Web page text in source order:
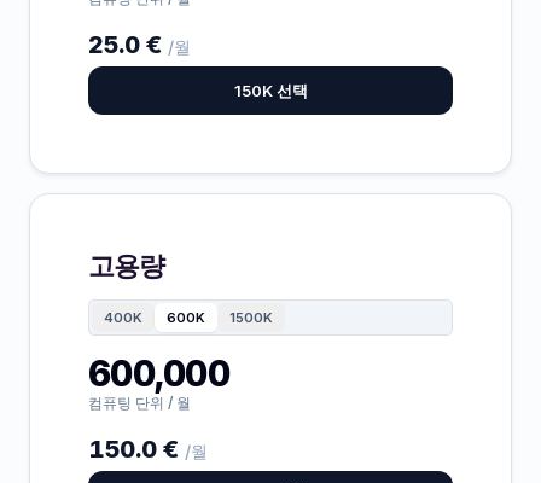
25.0 € /월
150K 선택
고용량
400K 600K 1500K
600,000
컴퓨팅 단위 / 월
150.0 € /월